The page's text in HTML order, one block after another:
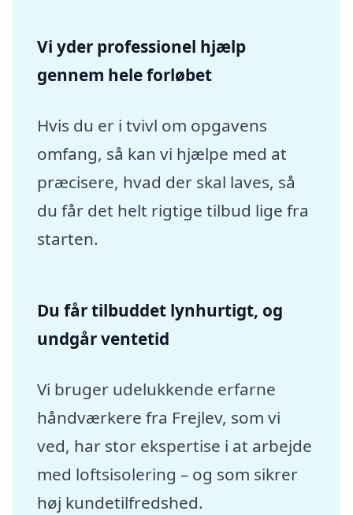
Vi yder professionel hjælp
gennem hele forløbet
Hvis du er i tvivl om opgavens
omfang, så kan vi hjælpe med at
præcisere, hvad der skal laves, så
du får det helt rigtige tilbud lige fra
starten.
Du får tilbuddet lynhurtigt, og
undgår ventetid
Vi bruger udelukkende erfarne
håndværkere fra Frejlev, som vi
ved, har stor ekspertise i at arbejde
med loftsisolering – og som sikrer
høj kundetilfredshed.